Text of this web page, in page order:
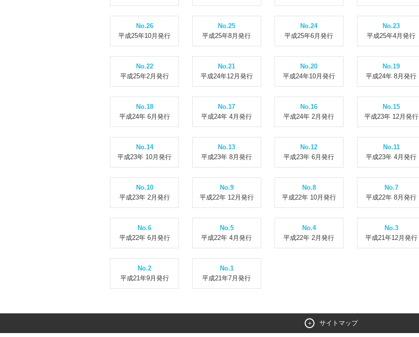
No.26
平成25年10月発行
No.25
平成25年8月発行
No.24
平成25年6月発行
No.23
平成25年4月発行
No.22
平成25年2月発行
No.21
平成24年12月発行
No.20
平成24年10月発行
No.19
平成24年 8月発行
No.18
平成24年 6月発行
No.17
平成24年 4月発行
No.16
平成24年 2月発行
No.15
平成23年 12月発行
No.14
平成23年 10月発行
No.13
平成23年 8月発行
No.12
平成23年 6月発行
No.11
平成23年 4月発行
No.10
平成23年 2月発行
No.9
平成22年 12月発行
No.8
平成22年 10月発行
No.7
平成22年 8月発行
No.6
平成22年 6月発行
No.5
平成22年 4月発行
No.4
平成22年 2月発行
No.3
平成21年12月発行
No.2
平成21年9月発行
No.1
平成21年7月発行
サイトマップ